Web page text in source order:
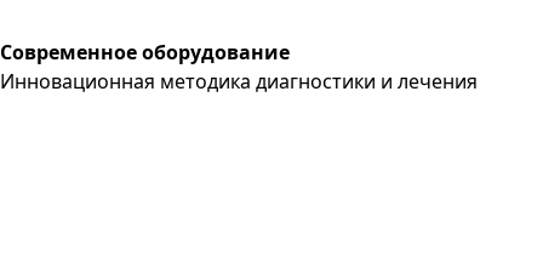
Современное оборудование
Инновационная методика диагностики и лечения